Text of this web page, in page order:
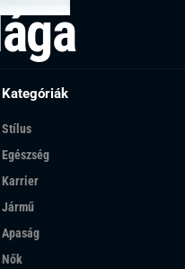
Kategóriák
Stílus
Egészség
Karrier
Jármű
Apaság
Nők